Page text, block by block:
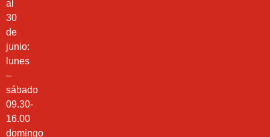
al
30
de
junio:
lunes
–
sábado
09.30-
16.00
domingo